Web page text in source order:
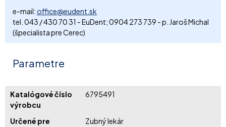
e-mail: office@eudent.sk
tel. 043 / 430 70 31 - EuDent; 0904 273 739 - p. Jaroš Michal
(špecialista pre Cerec)
Parametre
Katalógové číslo
výrobcu
6795491
Určené pre Zubný lekár